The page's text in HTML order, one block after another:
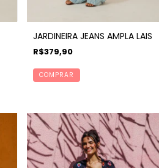
JARDINEIRA JEANS AMPLA LAIS
R$379,90
COMPRAR